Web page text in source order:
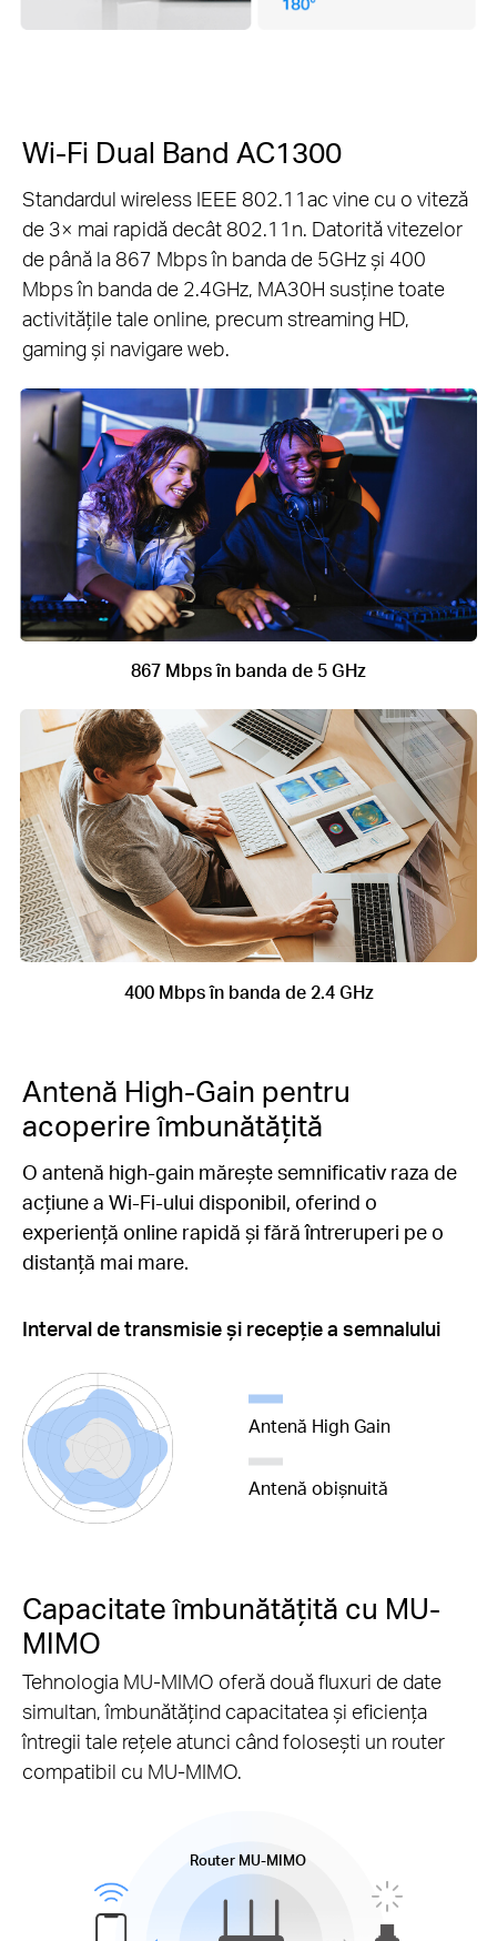
Wi-Fi Dual Band AC1300
Standardul wireless IEEE 802.11ac vine cu o viteză
de 3× mai rapidă decât 802.11n. Datorită vitezelor
de până la 867 Mbps în banda de 5GHz și 400
Mbps în banda de 2.4GHz, MA30H susține toate
activitățile tale online, precum streaming HD,
gaming și navigare web.
867 Mbps în banda de 5 GHz
400 Mbps în banda de 2.4 GHz
Antenă High-Gain pentru
acoperire îmbunătățită
O antenă high-gain mărește semnificativ raza de
acțiune a Wi-Fi-ului disponibil, oferind o
experiență online rapidă și fără întreruperi pe o
distanță mai mare.
Interval de transmisie și recepție a semnalului
Antenă High Gain
Antenă obișnuită
Capacitate îmbunătățită cu MU-
MIMO
Tehnologia MU-MIMO oferă două fluxuri de date
simultan, îmbunătățind capacitatea și eficiența
întregii tale rețele atunci când folosești un router
compatibil cu MU-MIMO.
Router MU-MIMO